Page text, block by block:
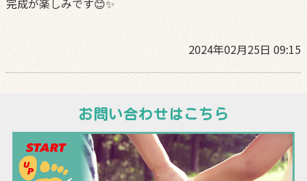
完成が楽しみです😊✨
2024年02月25日 09:15
お問い合わせはこちら